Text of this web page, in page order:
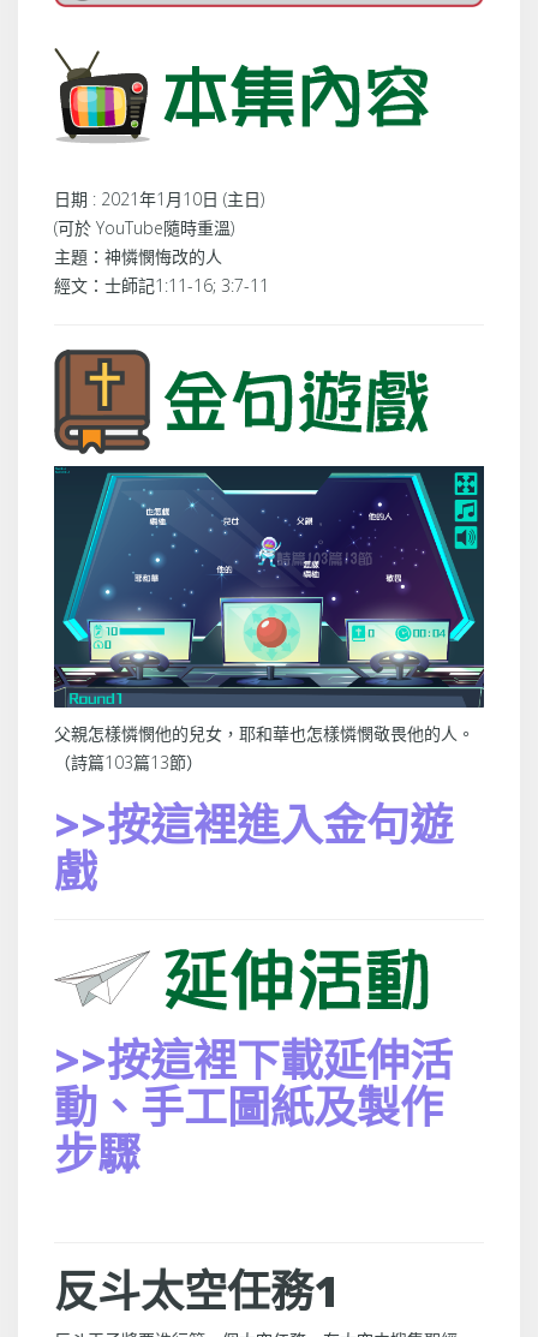
日期 : 2021年1月10日 (主日)
(可於 YouTube隨時重溫)
主題：神憐憫悔改的人
經文：士師記1:11-16; 3:7-11
父親怎樣憐憫他的兒女，耶和華也怎樣憐憫敬畏他的人。
（詩篇103篇13節）
>>按這裡進入金句遊
戲
>>按這裡下載延伸活
動、手工圖紙及製作
步驟
反斗太空任務1